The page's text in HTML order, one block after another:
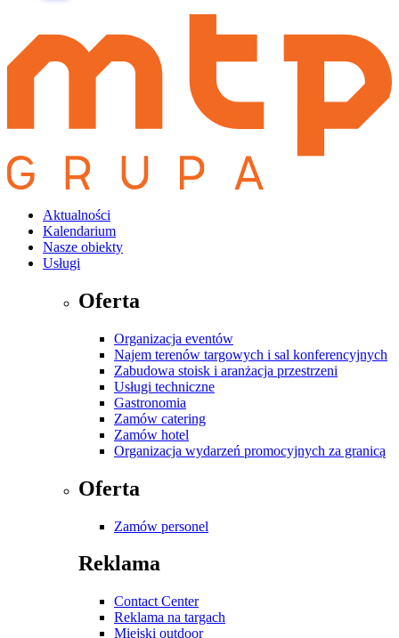
Aktualności
Kalendarium
Nasze obiekty
Usługi
Oferta
Organizacja eventów
Najem terenów targowych i sal konferencyjnych
Zabudowa stoisk i aranżacja przestrzeni
Usługi techniczne
Gastronomia
Zamów catering
Zamów hotel
Organizacja wydarzeń promocyjnych za granicą
Oferta
Zamów personel
Reklama
Contact Center
Reklama na targach
Miejski outdoor